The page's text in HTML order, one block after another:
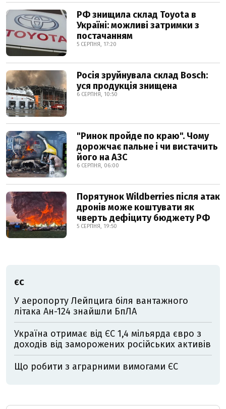
РФ знищила склад Toyota в
Україні: можливі затримки з
постачанням
5 СЕРПНЯ, 17:20
Росія зруйнувала склад Bosch:
уся продукція знищена
6 СЕРПНЯ, 10:50
"Ринок пройде по краю". Чому
дорожчає пальне і чи вистачить
його на АЗС
6 СЕРПНЯ, 06:00
Порятунок Wildberries після атак
дронів може коштувати як
чверть дефіциту бюджету РФ
5 СЕРПНЯ, 19:50
ЄС
У аеропорту Лейпцига біля вантажного
літака Ан-124 знайшли БпЛА
Україна отримає від ЄС 1,4 мільярда євро з
доходів від заморожених російських активів
Що робити з аграрними вимогами ЄС